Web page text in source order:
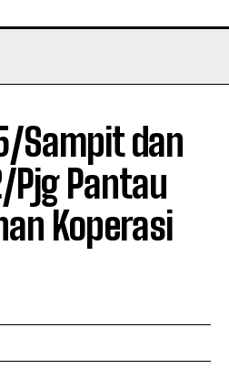
Sampit dan
Pjg Pantau
Koperasi